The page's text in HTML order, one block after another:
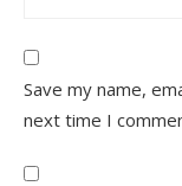
Save my name,
next time I